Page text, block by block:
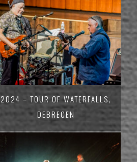
2024 – TOUR OF WATERFALLS,
DEBRECEN